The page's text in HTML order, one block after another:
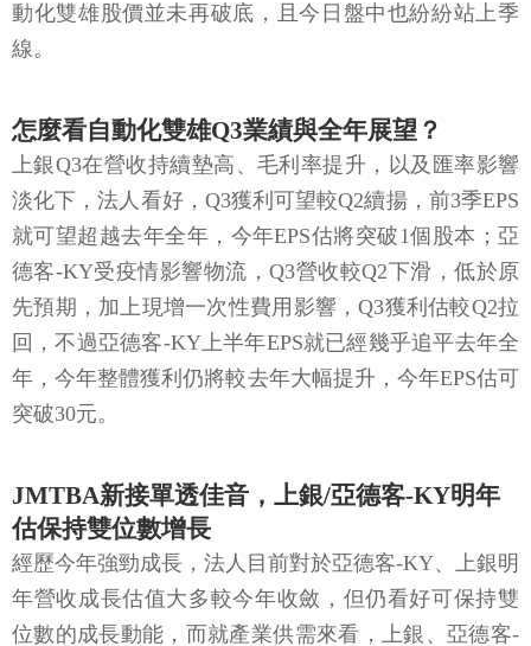
動化雙雄股價並未再破底，且今日盤中也紛紛站上季
線。
怎麼看自動化雙雄Q3業績與全年展望？
上銀Q3在營收持續墊高、毛利率提升，以及匯率影響
淡化下，法人看好，Q3獲利可望較Q2續揚，前3季EPS
就可望超越去年全年，今年EPS估將突破1個股本；亞
德客-KY受疫情影響物流，Q3營收較Q2下滑，低於原
先預期，加上現增一次性費用影響，Q3獲利估較Q2拉
回，不過亞德客-KY上半年EPS就已經幾乎追平去年全
年，今年整體獲利仍將較去年大幅提升，今年EPS估可
突破30元。
JMTBA新接單透佳音，上銀/亞德客-KY明年
估保持雙位數增長
經歷今年強勁成長，法人目前對於亞德客-KY、上銀明
年營收成長估值大多較今年收斂，但仍看好可保持雙
位數的成長動能，而就產業供需來看，上銀、亞德客-